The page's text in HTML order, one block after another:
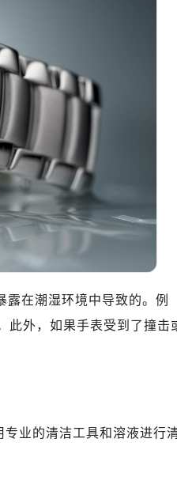
在潮湿环境中导致的。例
此外，如果手表受到了撞击
业的清洁工具和溶液进行